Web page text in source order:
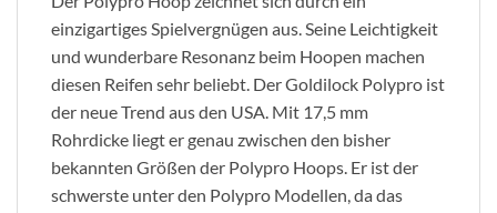
einzigartiges Spielvergnügen aus. Seine Leichtigkeit
und wunderbare Resonanz beim Hoopen machen
diesen Reifen sehr beliebt. Der Goldilock Polypro ist
der neue Trend aus den USA. Mit 17,5 mm
Rohrdicke liegt er genau zwischen den bisher
bekannten Größen der Polypro Hoops. Er ist der
schwerste unter den Polypro Modellen, da das